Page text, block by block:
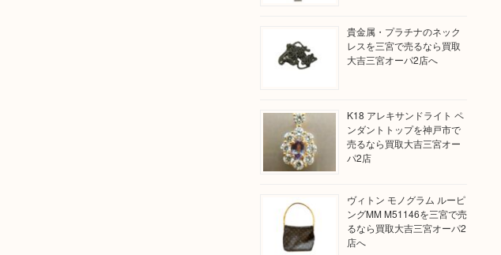
貴金属・プラチナのネック
レスを三宮で売るなら買取
大吉三宮オーパ2店へ
K18 アレキサンドライト ペ
ンダントトップを神戸市で
売るなら買取大吉三宮オー
パ2店
ヴィトン モノグラム ルーピ
ングMM M51146を三宮で売
るなら買取大吉三宮オーパ2
店へ